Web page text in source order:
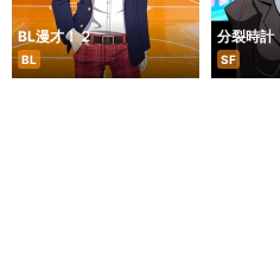
BL漫才！２
BL
分裂時計
SF